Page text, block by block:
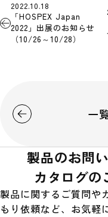
2022.10.18
「HOSPEX Japan
2022」出展のお知らせ
（10/26～10/28）
一
製品のお問
カタログの
製品に関するご質問や
もり依頼など、お気軽